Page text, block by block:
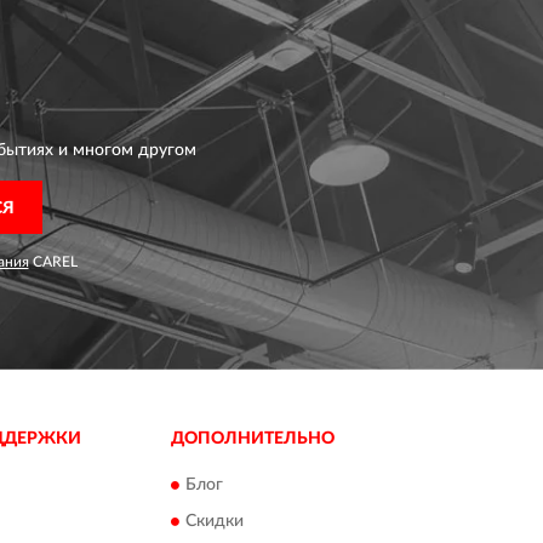
и многом другом
CAREL
ДОПОЛНИТЕЛЬНО
Блог
Скидки